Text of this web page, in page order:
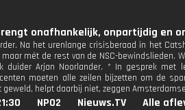
onafhankelijk, onpartijdig en
Na het urenlange crisisberaad in het
maar mét de rest van de NSC-bewindslieden.
duider Arjan Noorlander. * In gesprek
moeten alle zeilen bijzetten om de
geweld, helpt daarbij niet, zeggen
NPO2 Nieuws.TV Alle